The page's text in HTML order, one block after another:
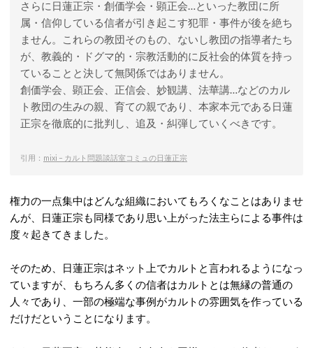
さらに日蓮正宗・創価学会・顕正会…といった教団に所
属・信仰している信者が引き起こす犯罪・事件が後を絶ち
ません。これらの教団そのもの、ないし教団の指導者たち
が、教義的・ドグマ的・宗教活動的に反社会的体質を持っ
ていることと決して無関係ではありません。
創価学会、顕正会、正信会、妙観講、法華講…などのカル
ト教団の生みの親、育ての親であり、本家本元である日蓮
正宗を徹底的に批判し、追及・糾弾していくべきです。
引用： mixi – カルト問題談話室コミュの日蓮正宗
権力の一点集中はどんな組織においてもろくなことはありませ
んが、日蓮正宗も同様であり思い上がった法主らによる事件は
度々起きてきました。
そのため、日蓮正宗はネット上でカルトと言われるようになっ
ていますが、もちろん多くの信者はカルトとは無縁の普通の
人々であり、一部の極端な事例がカルトの雰囲気を作っている
だけだということになります。